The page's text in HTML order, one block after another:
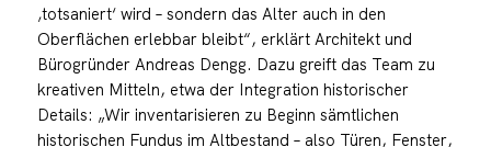
‚totsaniert‘ wird – sondern das Alter auch in den
Oberflächen erlebbar bleibt“, erklärt Architekt und
Bürogründer Andreas Dengg. Dazu greift das Team zu
kreativen Mitteln, etwa der Integration historischer
Details: „Wir inventarisieren zu Beginn sämtlichen
historischen Fundus im Altbestand – also Türen, Fenster,